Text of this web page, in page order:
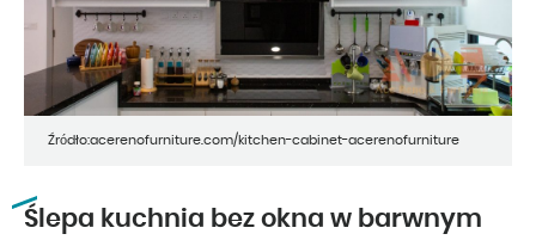
Źródło:acerenofurniture.com/kitchen-cabinet-acerenofurniture
Ślepa kuchnia bez okna w barwnym